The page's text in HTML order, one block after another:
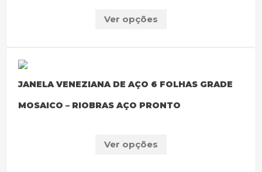
Ver opções
JANELA VENEZIANA DE AÇO 6 FOLHAS GRADE
MOSAICO – RIOBRAS AÇO PRONTO
Ver opções